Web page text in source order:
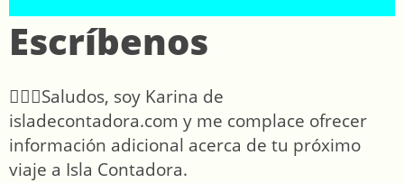
Escríbenos
🙋🏻‍♀️Saludos, soy Karina de
isladecontadora.com y me complace ofrecer
información adicional acerca de tu próximo
viaje a Isla Contadora.